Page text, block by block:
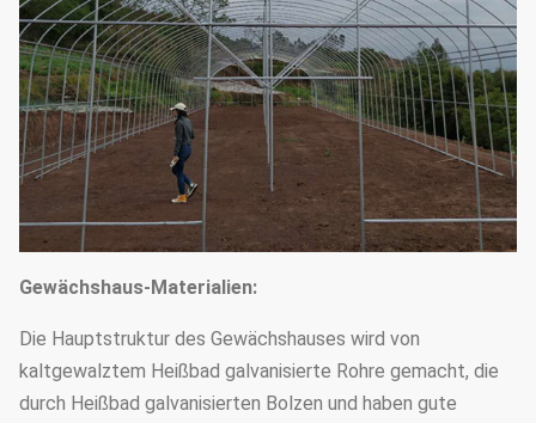
Gewächshaus-Materialien:
Die Hauptstruktur des Gewächshauses wird von
kaltgewalztem Heißbad galvanisierte Rohre gemacht, die
durch Heißbad galvanisierten Bolzen und haben gute